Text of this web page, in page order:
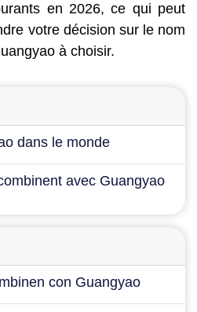
en 2026, ce qui peut
votre décision sur le nom
à choisir.
dans le monde
avec Guangyao
con Guangyao